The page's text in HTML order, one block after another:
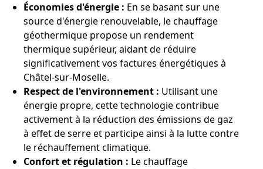
Économies d'énergie : En se basant sur une
source d'énergie renouvelable, le chauffage
géothermique propose un rendement
thermique supérieur, aidant de réduire
significativement vos factures énergétiques à
Châtel-sur-Moselle.
Respect de l'environnement : Utilisant une
énergie propre, cette technologie contribue
activement à la réduction des émissions de gaz
à effet de serre et participe ainsi à la lutte contre
le réchauffement climatique.
Confort et régulation : Le chauffage